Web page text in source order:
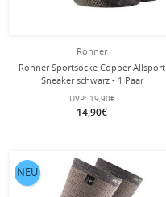
Rohner
Rohner Sportsocke Copper Allsport
Sneaker schwarz - 1 Paar
UVP: 19,90€
14,90€
NEU